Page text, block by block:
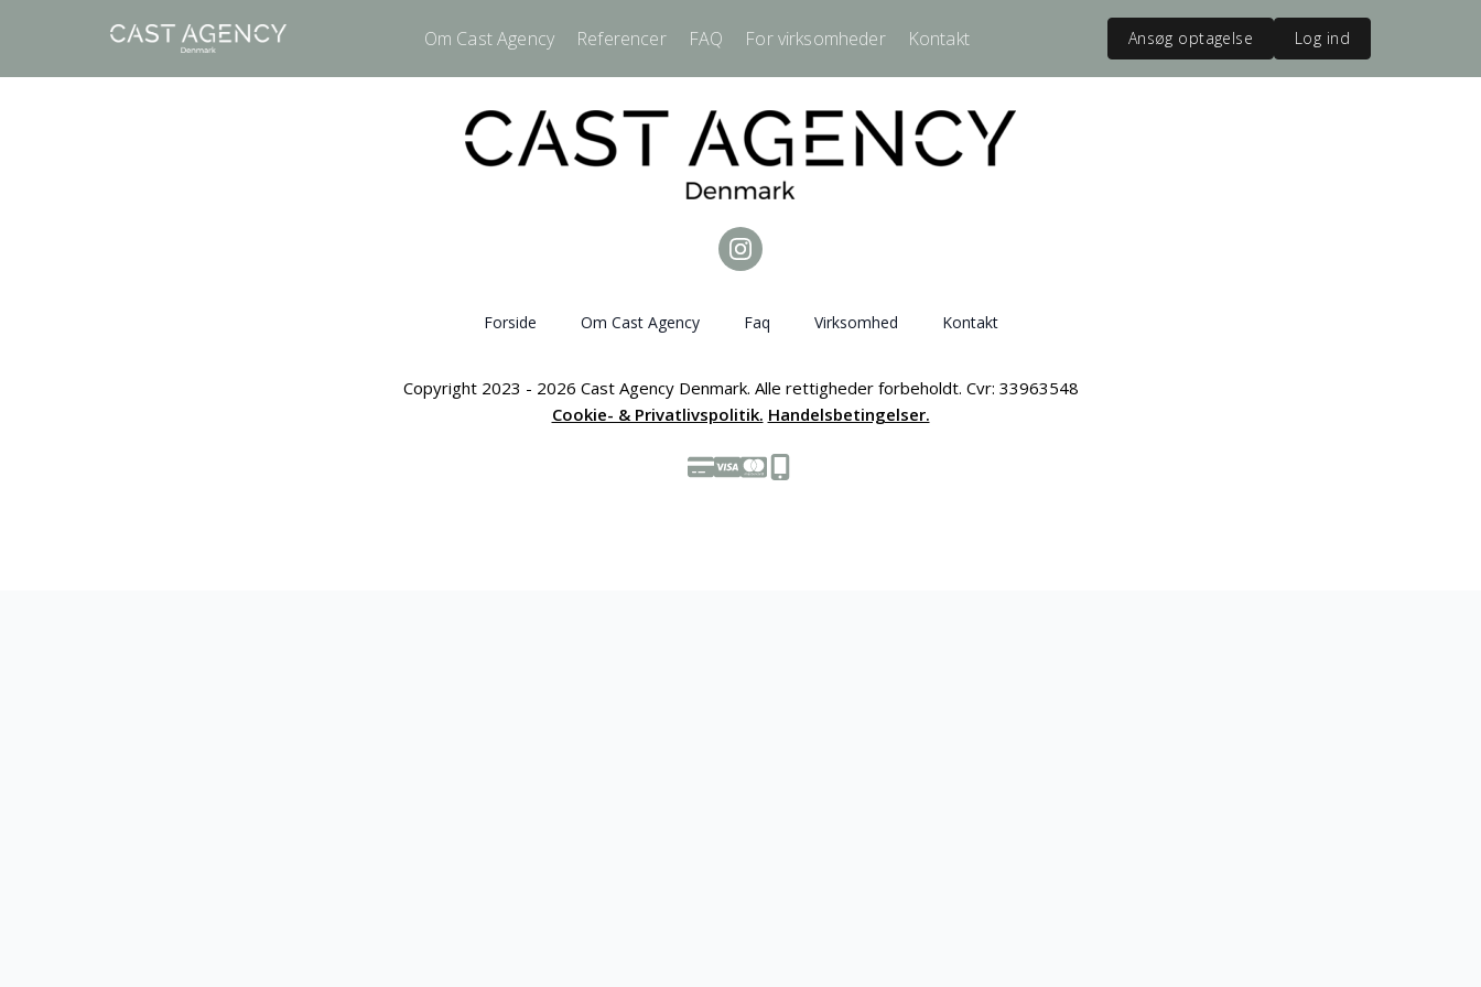
Om Cast Agency Referencer FAQ For virksomheder Kontakt Ansøg optagelse Log ind
Forside Om Cast Agency Faq Virksomhed Kontakt
Copyright 2023 - 2026 Cast Agency Denmark. Alle rettigheder forbeholdt. Cvr: 33963548
Cookie- & Privatlivspolitik. Handelsbetingelser.